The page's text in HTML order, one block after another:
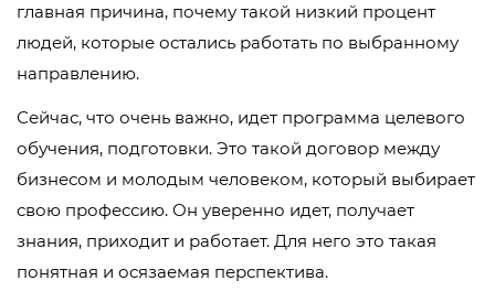
главная причина, почему такой низкий процент
людей, которые остались работать по выбранному
направлению.
Сейчас, что очень важно, идет программа целевого
обучения, подготовки. Это такой договор между
бизнесом и молодым человеком, который выбирает
свою профессию. Он уверенно идет, получает
знания, приходит и работает. Для него это такая
понятная и осязаемая перспектива.